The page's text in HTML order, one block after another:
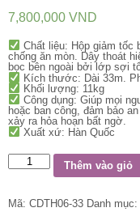
7,800,000 VND
Chất liệu: Hộp giảm tốc
chống ăn mòn. Dây thoát
bọc bên ngoài bởi lớp sợi
Kích thước: Dài 33m.
Khối lượng: 11kg
Công dụng: Giúp mọi
hoặc ban công, đảm bảo
xảy ra hỏa hoạn bất ngờ.
Xuất xứ: Hàn Quốc
Số
lượng
Thêm vào giỏ
Mã: CDTH06-33 Danh mục: